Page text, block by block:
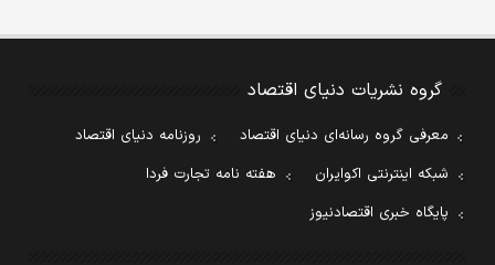
گروه نشریات دنیای اقتصاد
معرفی گروه رسانه‌ای دنیای اقتصاد
روزنامه دنیای اقتصاد
شبکه اینترنتی اکوایران
هفته نامه تجارت فردا
پایگاه خبری اقتصادنیوز